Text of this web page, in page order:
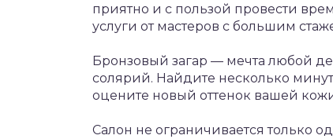
приятно и с пользой провести
услуги от мастеров с большим
Бронзовый загар — мечта любой
солярий. Найдите несколько
оцените новый оттенок вашей
Салон не ограничивается только